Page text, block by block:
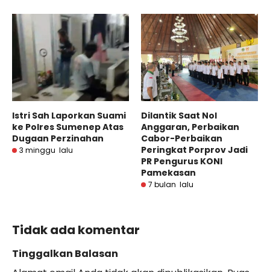
Istri Sah Laporkan Suami
ke Polres Sumenep Atas
Dugaan Perzinahan
3 minggu lalu
Dilantik Saat Nol
Anggaran, Perbaikan
Cabor-Perbaikan
Peringkat Porprov Jadi
PR Pengurus KONI
Pamekasan
7 bulan lalu
Tidak ada komentar
Tinggalkan Balasan